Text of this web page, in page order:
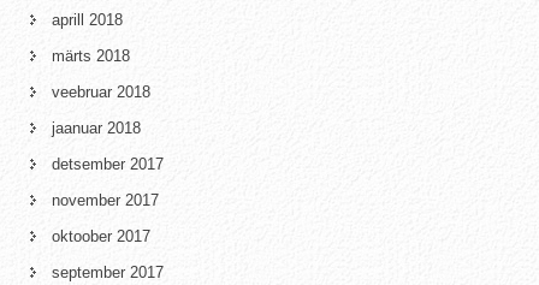
aprill 2018
märts 2018
veebruar 2018
jaanuar 2018
detsember 2017
november 2017
oktoober 2017
september 2017